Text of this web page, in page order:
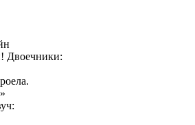
Двоечники: